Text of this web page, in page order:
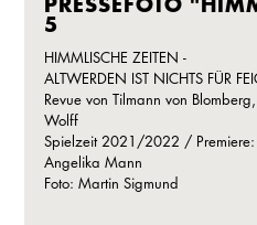
5
HIMMLISCHE ZEITEN -
ALTWERDEN IST NICHTS FÜR
Revue von Tilmann von
Wolff
Spielzeit 2021/2022 /
Angelika Mann
Foto: Martin Sigmund